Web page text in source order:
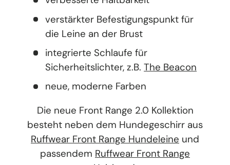
verstärkter Befestigungspunkt für
die Leine an der Brust
integrierte Schlaufe für
Sicherheitslichter, z.B.The Beacon
neue, moderne Farben
Die neue Front Range 2.0 Kollektion
besteht neben dem Hundegeschirr aus
Ruffwear Front Range Hundeleine und
passendem Ruffwear Front Range